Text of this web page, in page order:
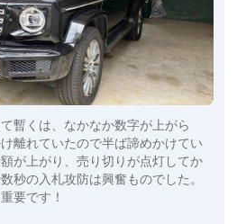
暫くは、なかなか数字が上がら
離れていたので半ば諦めかけてい
が上がり、売り切りが点灯してか
秒の入札攻防は興奮ものでした。
要です！